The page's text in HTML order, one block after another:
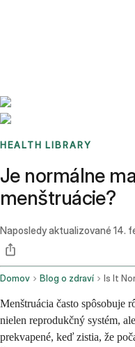
HEALTH LIBRARY
Je normálne
menštruácie?
Naposledy aktualizované 14.
Domov Blog o zdraví
Menštruácia často spôsobuje
nielen reprodukčný systém,
prekvapené, keď zistia, že